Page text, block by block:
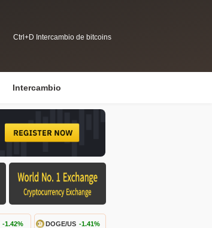
Ctrl+D Intercambio de bitcoins
Intercambio
-1.42% DOGE/US -1.41%